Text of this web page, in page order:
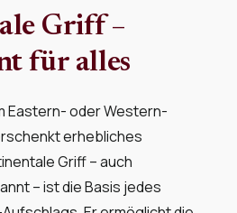
Griff –
für alles
Eastern- oder Western-
erhebliches
Griff – auch
– ist die Basis jedes